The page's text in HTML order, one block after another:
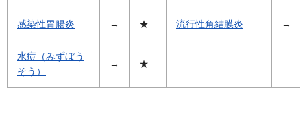
感染性胃腸炎 → ★ 流行性角結膜炎 →
水痘（みずぼう
そう）
→ ★